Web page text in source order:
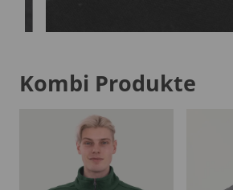
Kombi Produkte